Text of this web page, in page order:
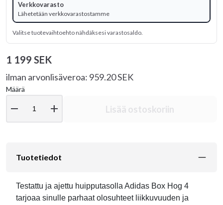
Verkkovarasto
Lähetetään verkkovarastostamme
Valitse tuotevaihtoehto nähdäksesi varastosaldo.
1 199 SEK
ilman arvonlisäveroa: 959.20 SEK
Määrä
remove add Lisää ostoskoriin
Tuotetiedot
Testattu ja ajettu huipputasolla Adidas Box Hog 4
tarjoaa sinulle parhaat olosuhteet liikkuvuuden ja